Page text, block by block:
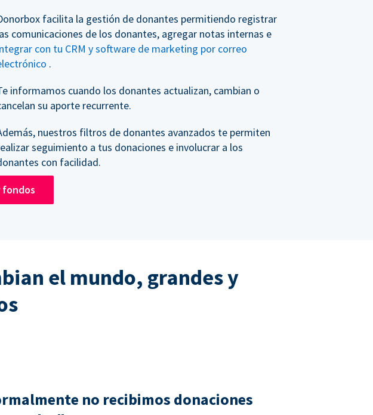
facilita la gestión de donantes permitiendo registrar
comunicaciones de los donantes, agregar notas internas e
con tu CRM y software de marketing por correo
.
informamos cuando los donantes actualizan, cambian o
su aporte recurrente.
nuestros filtros de donantes avanzados te permiten
seguimiento a tus donaciones e involucrar a los
con facilidad.
fondos
el mundo, grandes y
no recibimos donaciones